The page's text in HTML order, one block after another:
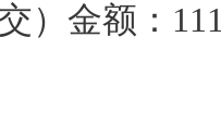
）金额：